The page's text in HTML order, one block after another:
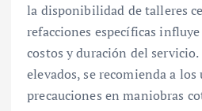
la disponibilidad de talleres
refacciones específicas
costos y duración del servicio.
elevados, se recomienda a
precauciones en maniobras